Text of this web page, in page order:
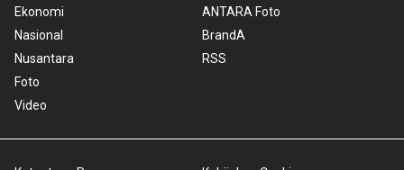
Ekonomi
Nasional
Nusantara
Foto
Video
ANTARA Foto
BrandA
RSS